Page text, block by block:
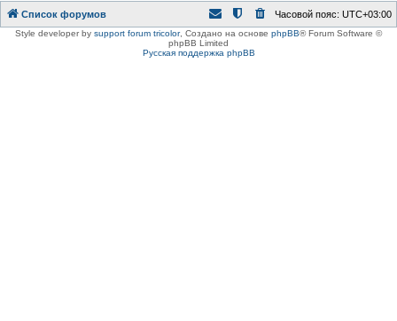
Список форумов Часовой пояс: UTC+03:00
Style developer by support forum tricolor, Создано на основе phpBB® Forum Software ©
phpBB Limited
Русская поддержка phpBB